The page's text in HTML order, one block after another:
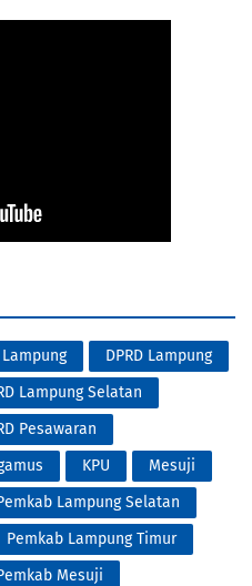
Lampung
DPRD Lampung
Lampung Selatan
Pesawaran
KPU
Mesuji
Lampung Selatan
Pemkab Lampung Timur
Mesuji